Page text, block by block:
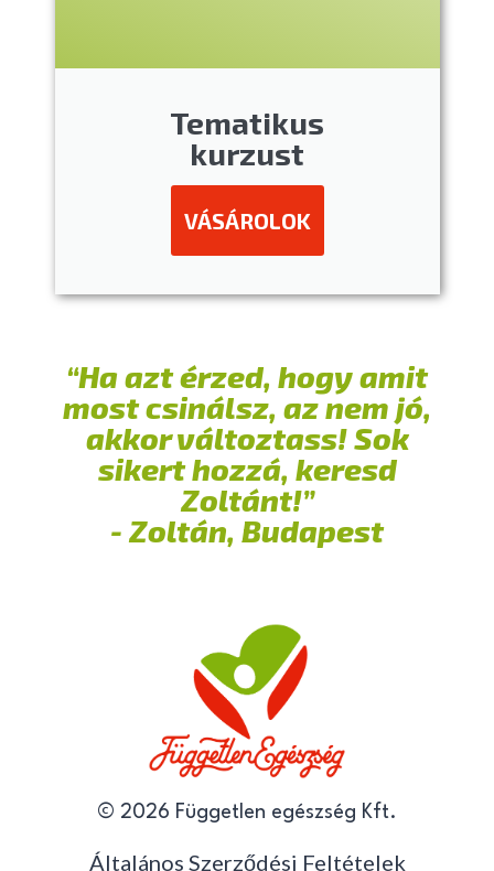
Tematikus
kurzust
VÁSÁROLOK
“Ha azt érzed, hogy amit
most csinálsz, az nem jó,
akkor változtass! Sok
sikert hozzá, keresd
Zoltánt!”
- Zoltán, Budapest
© 2026 Független egészség Kft.
Általános Szerződési Feltételek